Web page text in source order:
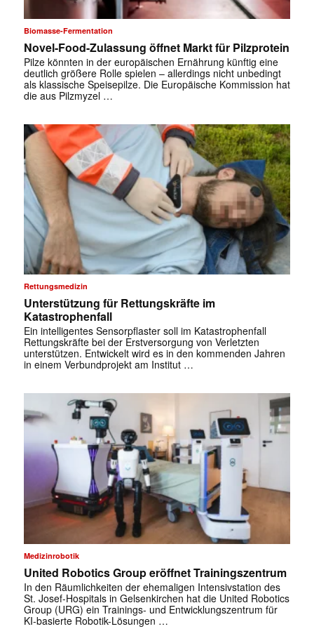
Biomasse-Fermentation
Novel-Food-Zulassung öffnet Markt für Pilzprotein
Pilze könnten in der europäischen Ernährung künftig eine
deutlich größere Rolle spielen – allerdings nicht unbedingt
als klassische Speisepilze. Die Europäische Kommission hat
die aus Pilzmyzel …
Rettungsmedizin
Unterstützung für Rettungskräfte im
Katastrophenfall
Ein intelligentes Sensorpflaster soll im Katastrophenfall
Rettungskräfte bei der Erstversorgung von Verletzten
unterstützen. Entwickelt wird es in den kommenden Jahren
in einem Verbundprojekt am Institut …
Medizinrobotik
United Robotics Group eröffnet Trainingszentrum
In den Räumlichkeiten der ehemaligen Intensivstation des
St. Josef-Hospitals in Gelsenkirchen hat die United Robotics
Group (URG) ein Trainings- und Entwicklungszentrum für
KI-basierte Robotik-Lösungen …